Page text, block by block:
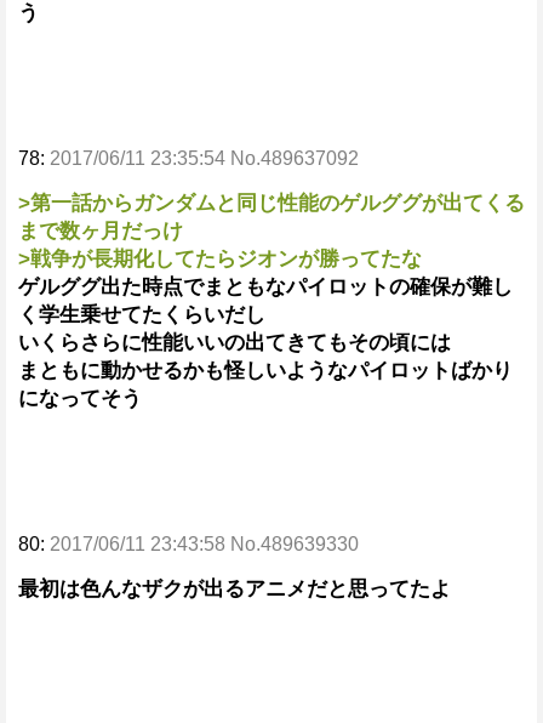
う
78: 2017/06/11 23:35:54 No.489637092
>第一話からガンダムと同じ性能のゲルググが出てくる
まで数ヶ月だっけ
>戦争が長期化してたらジオンが勝ってたな
ゲルググ出た時点でまともなパイロットの確保が難し
く学生乗せてたくらいだし
いくらさらに性能いいの出てきてもその頃には
まともに動かせるかも怪しいようなパイロットばかり
になってそう
80: 2017/06/11 23:43:58 No.489639330
最初は色んなザクが出るアニメだと思ってたよ